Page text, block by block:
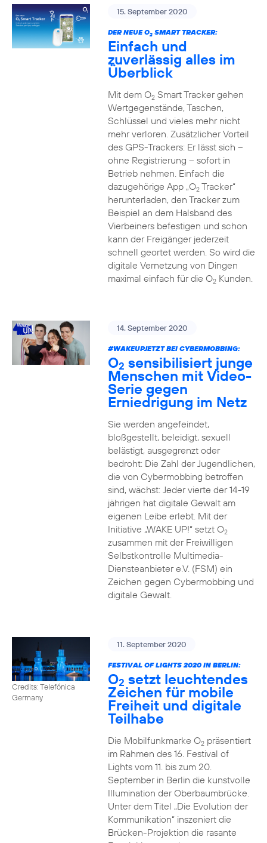
15. September 2020
DER NEUE O2SMART TRACKER:
Einfach und
zuverlässig alles im
Überblick
Mit dem O2Smart Tracker gehen
Wertgegenstände, Taschen,
Schlüssel und vieles mehr nicht
mehr verloren. Zusätzlicher Vorteil
des GPS-Trackers: Er lässt sich –
ohne Registrierung – sofort in
Betrieb nehmen. Einfach die
dazugehörige App „O2Tracker“
herunterladen, den Tracker zum
Beispiel an dem Halsband des
Vierbeiners befestigen und schon
kann der Freigänger jederzeit
schnell geortet werden. So wird die
digitale Vernetzung von Dingen
maximal einfach für die O2Kunden.
14. September 2020
#WAKEUPJETZT BEI CYBERMOBBING:
O2 sensibilisiert junge
Menschen mit Video-
Serie gegen
Erniedrigung im Netz
Sie werden angefeindet,
bloßgestellt, beleidigt, sexuell
belästigt, ausgegrenzt oder
bedroht: Die Zahl der Jugendlichen,
die von Cybermobbing betroffen
sind, wächst: Jeder vierte der 14-19
jährigen hat digitale Gewalt am
eigenen Leibe erlebt. Mit der
Initiative „WAKE UP!“ setzt O2
zusammen mit der Freiwilligen
Selbstkontrolle Multimedia-
Diensteanbieter e.V. (FSM) ein
Zeichen gegen Cybermobbing und
digitale Gewalt.
Credits: Telefónica
Germany
11. September 2020
FESTIVAL OF LIGHTS 2020 IN BERLIN:
O2 setzt leuchtendes
Zeichen für mobile
Freiheit und digitale
Teilhabe
Die Mobilfunkmarke O2präsentiert
im Rahmen des 16. Festival of
Lights vom 11. bis zum 20.
September in Berlin die kunstvolle
Illumination der Oberbaumbrücke.
Unter dem Titel „Die Evolution der
Kommunikation“ inszeniert die
Brücken-Projektion die rasante